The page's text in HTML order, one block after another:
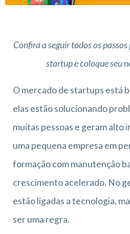
Confira a seguir todos os
startup e coloque seu
O mercado de startups está
elas estão solucionando
muitas pessoas e geram alto
uma pequena empresa em
formação com manutenção
crescimento acelerado. No
estão ligadas a tecnologia,
ser uma regra.